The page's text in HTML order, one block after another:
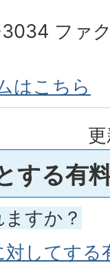
ファ
はこちら
する有
すか？
してする